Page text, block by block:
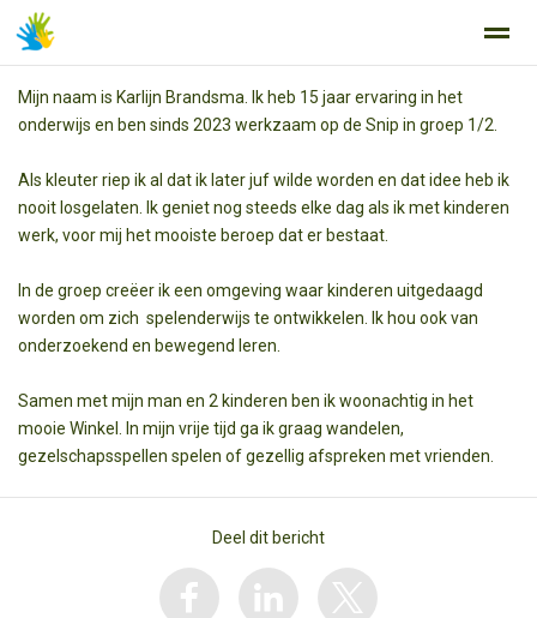
Home Zoeken Nieuws Agenda
Mijn naam is Karlijn Brandsma. Ik heb 15 jaar ervaring in het
onderwijs en ben sinds 2023 werkzaam op de Snip in groep 1/2.
Als kleuter riep ik al dat ik later juf wilde worden en dat idee heb ik
nooit losgelaten. Ik geniet nog steeds elke dag als ik met kinderen
werk, voor mij het mooiste beroep dat er bestaat.
In de groep creëer ik een omgeving waar kinderen uitgedaagd
worden om zich spelenderwijs te ontwikkelen. Ik hou ook van
onderzoekend en bewegend leren.
Samen met mijn man en 2 kinderen ben ik woonachtig in het
mooie Winkel. In mijn vrije tijd ga ik graag wandelen,
gezelschapsspellen spelen of gezellig afspreken met vrienden.
Deel dit bericht